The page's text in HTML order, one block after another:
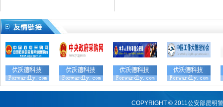
COPYRIGHT © 2011公安部昆明